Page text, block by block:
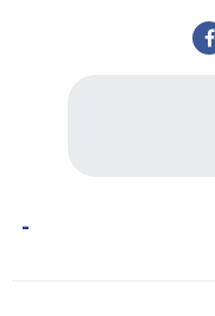
-